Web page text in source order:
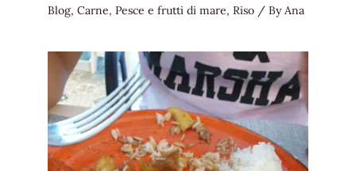
Blog, Carne, Pesce e frutti di mare, Riso / By Ana